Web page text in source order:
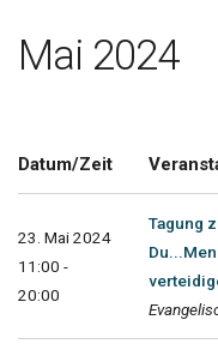
Mai 2024
Datum/Zeit
23. Mai 2024
11:00 -
20:00
Tagung